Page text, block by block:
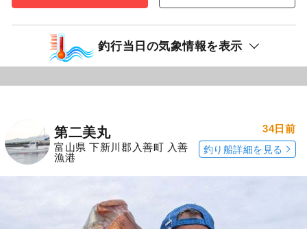
釣行当日の気象情報を表示
第二美丸
富山県 下新川郡入善町 入善
漁港
34日前
釣り船詳細を見る